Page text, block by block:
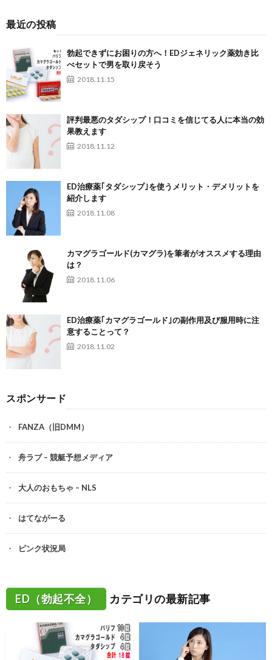
最近の投稿
勃起できずにお困りの方へ！EDジェネリック薬効き比
べセットで男を取り戻そう
2018.11.15
評判最悪のタダシップ！口コミを信じてる人に本当の効
果教えます
2018.11.12
ED治療薬｢タダシップ｣を使うメリット・デメリットを
紹介します
2018.11.08
カマグラゴールド(カマグラ)を筆者がオススメする理由
は？
2018.11.06
ED治療薬｢カマグラゴールド｣の副作用及び服用時に注
意することって？
2018.11.02
スポンサード
FANZA（旧DMM）
舟ラブ – 競艇予想メディア
大人のおもちゃ – NLS
はてながーる
ピンク状況局
ED（勃起不全） カテゴリの最新記事